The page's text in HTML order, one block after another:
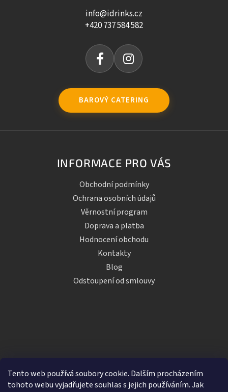
Tento web používá soubory cookie. Dalším procházením
tohoto webu vyjadřujete souhlas s jejich používáním. Jak
info@idrinks.cz
+420 737 584 582
BAROVÝ CATERING
INFORMACE PRO VÁS
Obchodní podmínky
Ochrana osobních údajů
Věrnostní program
Doprava a platba
Hodnocení obchodu
Kontakty
Blog
Odstoupení od smlouvy